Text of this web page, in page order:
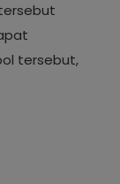
tersebut,